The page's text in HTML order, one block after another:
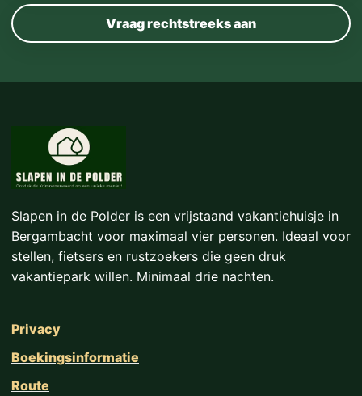
Vraag rechtstreeks aan
Slapen in de Polder is een vrijstaand vakantiehuisje in
Bergambacht voor maximaal vier personen. Ideaal voor
stellen, fietsers en rustzoekers die geen druk
vakantiepark willen. Minimaal drie nachten.
Privacy
Boekingsinformatie
Route